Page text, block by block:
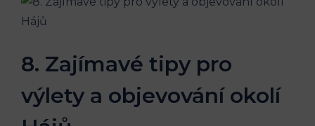
8. ⁢Zajímavé tipy ​pro⁣
výlety a objevování⁤ okolí